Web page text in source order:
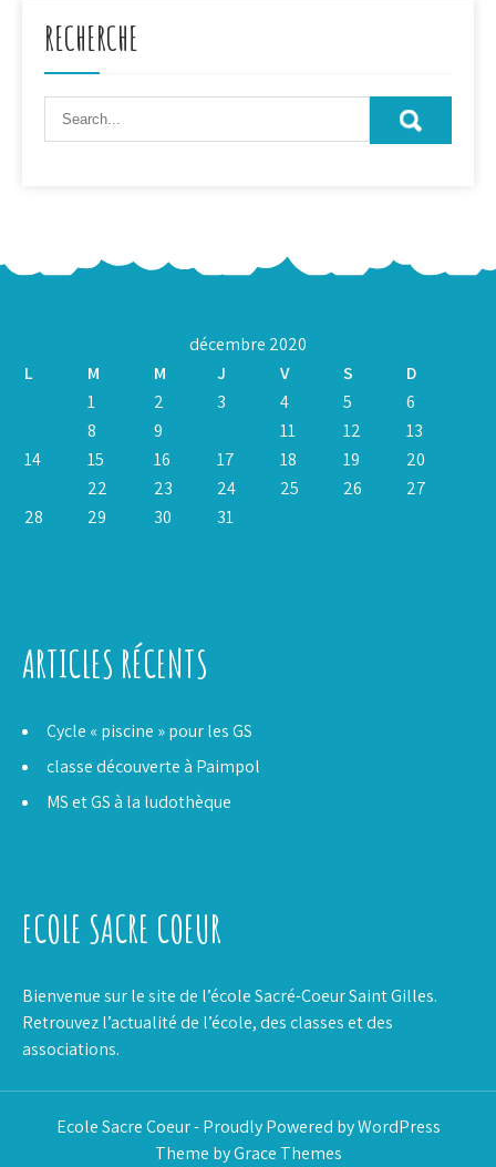
RECHERCHE
décembre 2020
L
M M J V S
D
1
2 3 4 5
6
8 9 11 12
13
14
15 16 17 18 19
20
22 23 24 25 26
27
28
29 30
31
ARTICLES RÉCENTS
Cycle « piscine » pour les GS
classe découverte à Paimpol
MS et GS à la ludothèque
ECOLE SACRE COEUR
Bienvenue sur le site de l’école Sacré-Coeur Saint Gilles.
Retrouvez l’actualité de l’école, des classes et des
associations.
Ecole Sacre Coeur - Proudly Powered by WordPress
Theme by Grace Themes